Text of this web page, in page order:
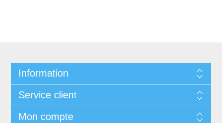
Information
Service client
Mon compte